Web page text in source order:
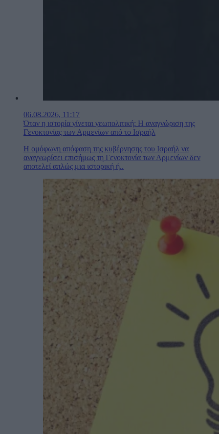
06.08.2026, 11:17
Όταν η ιστορία γίνεται γεωπολιτική: Η αναγνώριση της
Γενοκτονίας των Αρμενίων από το Ισραήλ
Η ομόφωνη απόφαση της κυβέρνησης του Ισραήλ να
αναγνωρίσει επισήμως τη Γενοκτονία των Αρμενίων δεν
αποτελεί απλώς μια ιστορική ή..